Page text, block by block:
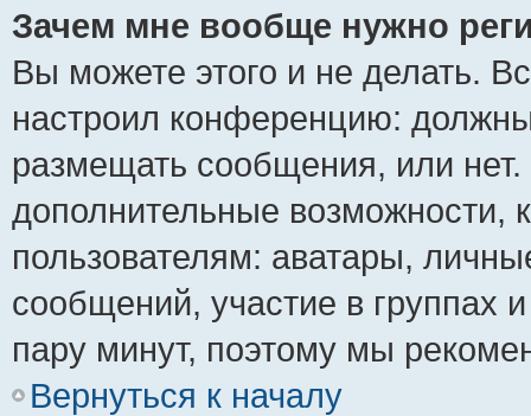
Зачем мне вообще нужно
Вы можете этого и не делать.
настроил конференцию:
размещать сообщения, или
дополнительные
пользователям: аватары,
сообщений, участие в группах
пару минут, поэтому мы
Вернуться к началу